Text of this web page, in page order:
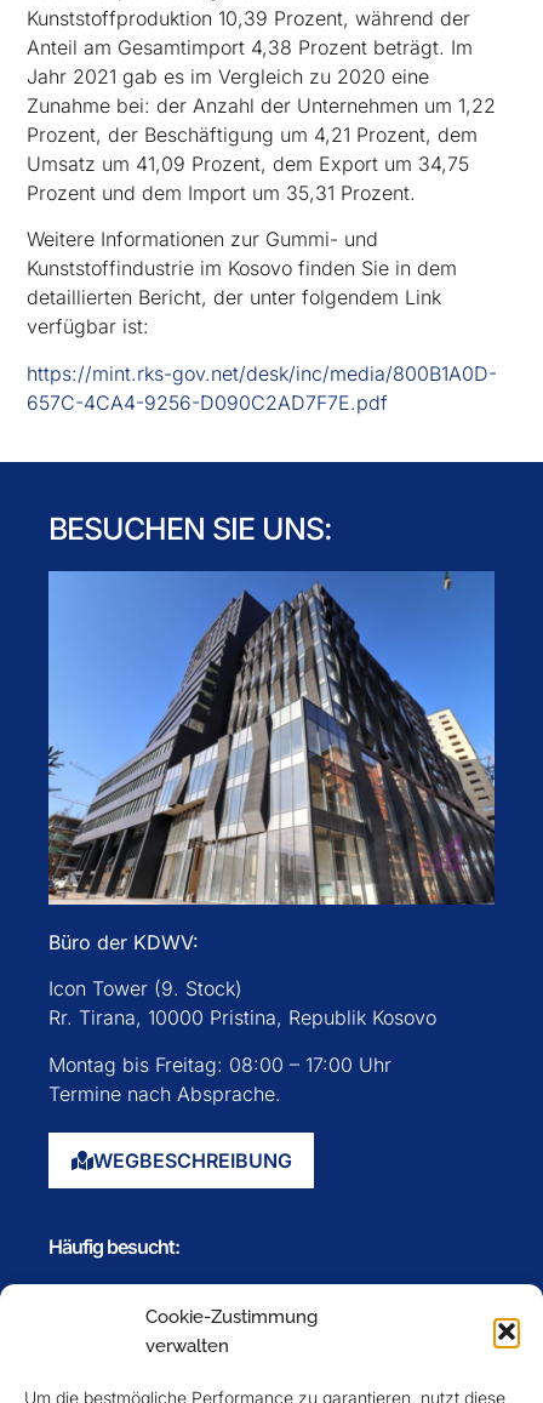
Cookie-Zustimmung
verwalten
Um die bestmögliche Performance zu garantieren, nutzt diese
Kunststoffproduktion 10,39 Prozent, während der
Anteil am Gesamtimport 4,38 Prozent beträgt. Im
Jahr 2021 gab es im Vergleich zu 2020 eine
Zunahme bei: der Anzahl der Unternehmen um 1,22
Prozent, der Beschäftigung um 4,21 Prozent, dem
Umsatz um 41,09 Prozent, dem Export um 34,75
Prozent und dem Import um 35,31 Prozent.
Weitere Informationen zur Gummi- und
Kunststoffindustrie im Kosovo finden Sie in dem
detaillierten Bericht, der unter folgendem Link
verfügbar ist:
https://mint.rks-gov.net/desk/inc/media/800B1A0D-
657C-4CA4-9256-D090C2AD7F7E.pdf
BESUCHEN SIE UNS:
Büro der KDWV:
Icon Tower (9. Stock)
Rr. Tirana, 10000 Pristina, Republik Kosovo
Montag bis Freitag: 08:00 – 17:00 Uhr
Termine nach Absprache.
WEGBESCHREIBUNG
Häufig besucht: